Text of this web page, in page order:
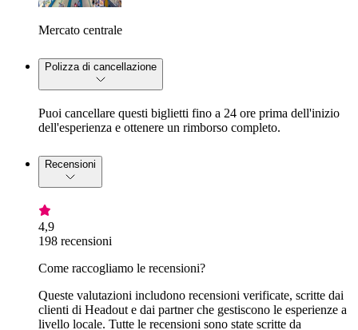
Mercato centrale
Polizza di cancellazione
Puoi cancellare questi biglietti fino a 24 ore prima dell'inizio
dell'esperienza e ottenere un rimborso completo.
Recensioni
4,9
198 recensioni
Come raccogliamo le recensioni?
Queste valutazioni includono recensioni verificate, scritte dai
clienti di Headout e dai partner che gestiscono le esperienze a
livello locale. Tutte le recensioni sono state scritte da